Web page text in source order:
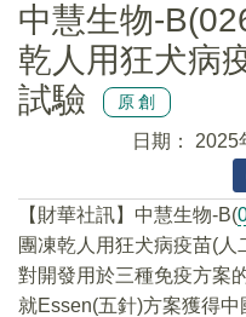
中慧生物-
乾人用狂犬病
試驗
原創
日期： 2025
【財華社訊】中慧生物-B(
團凍乾人用狂犬病疫苗(
對開發用於三種免疫方案
就Essen(五針)方案獲得